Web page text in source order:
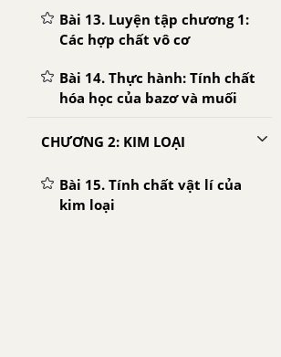
Bài 13. Luyện tập chương 1:
Các hợp chất vô cơ
Bài 14. Thực hành: Tính chất
hóa học của bazơ và muối
CHƯƠNG 2: KIM LOẠI
Bài 15. Tính chất vật lí của
kim loại